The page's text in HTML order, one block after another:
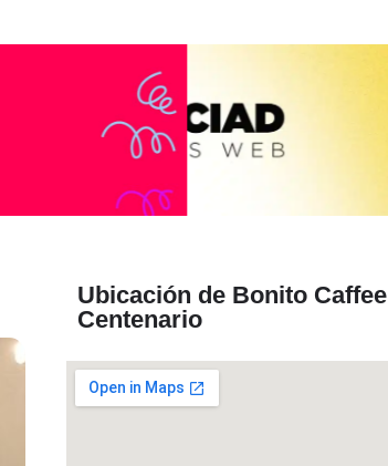
Ubicación de Bonito Caffee
Centenario